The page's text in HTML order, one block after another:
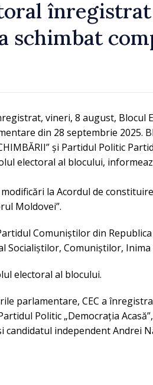
înregistrat
schimbat
vineri, 8 august, Blocul
din 28 septembrie 2025.
și Partidul Politic
electoral al blocului,
la Acordul de
Moldovei”.
Comuniștilor din
Socialiștilor, Comuniștilor,
electoral al blocului.
parlamentare, CEC a
Politic „Democrația
independent Andrei